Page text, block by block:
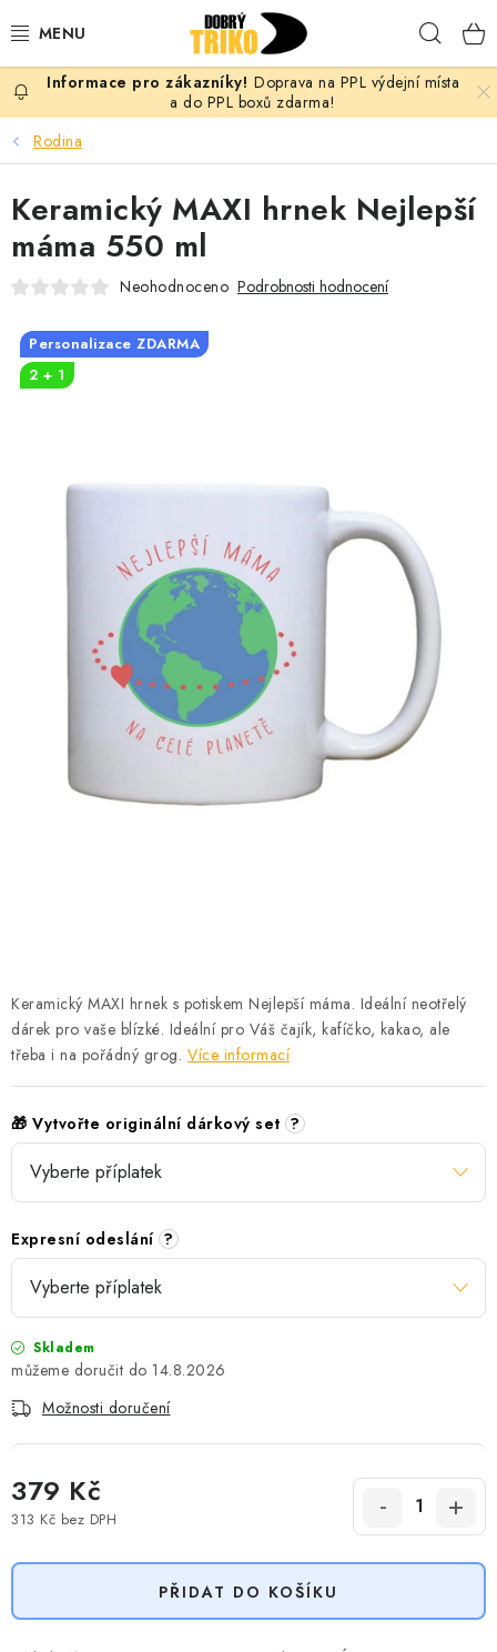
na
PRO ŽENY
PRO MUŽE
PRO DĚTI
PRO PÁRY
VLASTNÍ MOTIV
MIKINY
OKAMŽITĚ K ODBĚRU
MÁM SRDCE POMÁHÁM
PROVIZNÍ SYSTÉM
Doprava na PPL výdejní místa
a do PPL boxů zdarma!
Rodina
Keramický MAXI hrnek s potiskem Nejlepší máma. Ideální neotřelý
dárek pro vaše blízké. Ideální pro Váš čajík, kafíčko, kakao, ale
třeba i na pořádný grog. Více informací
🎁 Vytvořte originální dárkový set ?
Expresní odeslání ?
Skladem
14.8.2026
Možnosti doručení
379 Kč
313 Kč bez DPH
PŘIDAT DO KOŠÍKU
Keramický MAXI hrnek Nejlepší
máma 550 ml
Neohodnoceno Podrobnosti hodnocení
Personalizace ZDARMA
2 + 1